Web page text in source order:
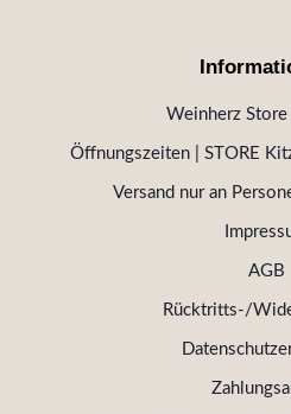
Weinherz Store
Öffnungszeiten | STORE
Versand nur an
AGB
Rücktritts-/